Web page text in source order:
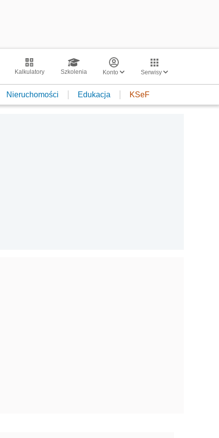
Kalkulatory Szkolenia Konto Serwisy
Nieruchomości Edukacja KSeF